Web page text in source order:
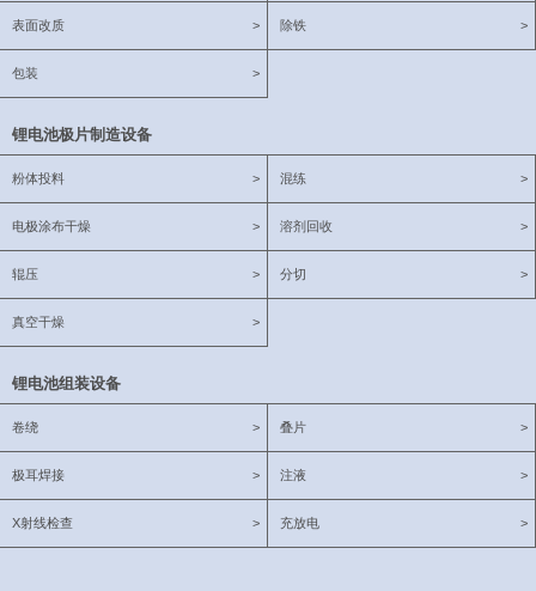
>
表面改质 >
除铁
>
包装
锂电池极片制造设备
>
粉体投料 >
混练
>
电极涂布干燥 >
溶剂回收
>
辊压 >
分切
>
真空干燥
锂电池组装设备
>
卷绕 >
叠片
>
极耳焊接 >
注液
>
X射线检查 >
充放电